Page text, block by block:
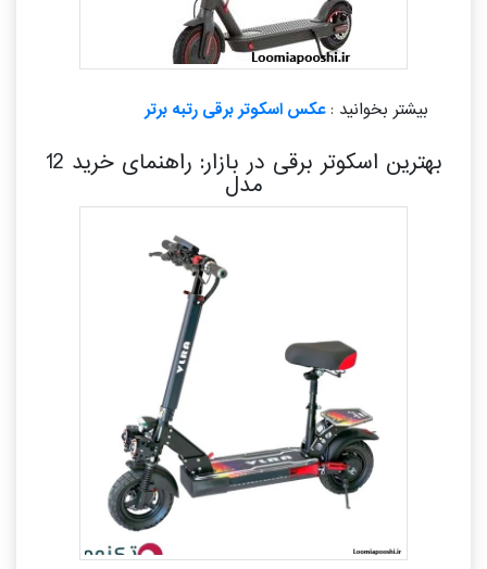
بیشتر بخوانید :عکس اسکوتر برقی رتبه برتر
بهترین اسکوتر برقی در بازار: راهنمای خرید 12
مدل